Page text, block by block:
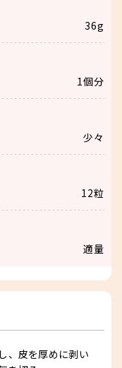
36g
1個分
少々
12粒
適量
、皮を厚めに剥い